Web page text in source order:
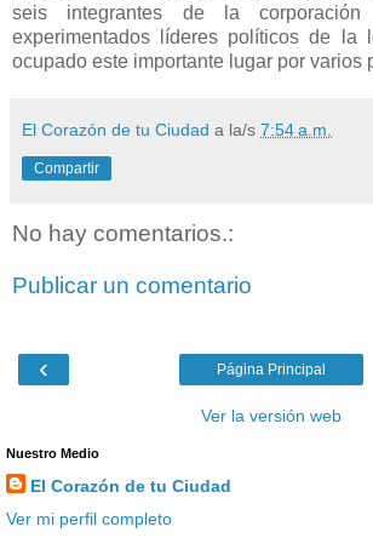
seis integrantes de la corporación
experimentados líderes políticos de la
ocupado este importante lugar por varios
El Corazón de tu Ciudad a la/s 7:54 a.m.
Compartir
No hay comentarios.:
Publicar un comentario
‹ Página Principal
Ver la versión web
Nuestro Medio
El Corazón de tu Ciudad
Ver mi perfil completo